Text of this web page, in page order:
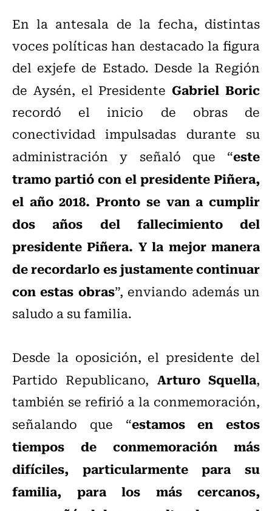
En la antesala de la fecha, distintas
voces políticas han destacado la figura
del exjefe de Estado. Desde la Región
de Aysén, el PresidenteGabriel Boric
recordó el inicio de obras de
conectividad impulsadas durante su
administración y señaló que “este
tramo partió con el presidente Piñera,
el año 2018. Pronto se van a cumplir
dos años del fallecimiento del
presidente Piñera. Y la mejor manera
de recordarlo es justamente continuar
con estas obras”, enviando además un
saludo a su familia.
Desde la oposición, el presidente del
Partido Republicano, Arturo Squella,
también se refirió a la conmemoración,
señalando que “estamos en estos
tiempos de conmemoración más
difíciles, particularmente para su
familia, para los más cercanos,